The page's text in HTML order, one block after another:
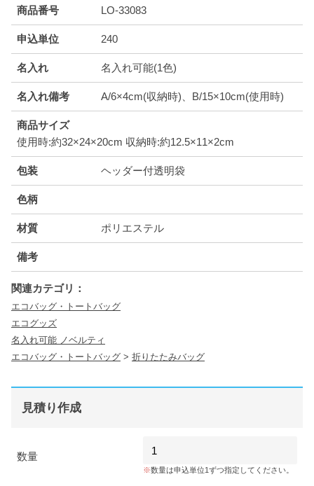
商品番号 LO-33083
申込単位 240
名入れ 名入れ可能(1色)
名入れ備考 A/6×4cm(収納時)、B/15×10cm(使用時)
商品サイズ
使用時:約32×24×20cm 収納時:約12.5×11×2cm
包装 ヘッダー付透明袋
色柄
材質 ポリエステル
備考
関連カテゴリ：
エコバッグ・トートバッグ
エコグッズ
名入れ可能 ノベルティ
エコバッグ・トートバッグ > 折りたたみバッグ
見積り作成
数量
数量は申込単位1ずつ指定してください。